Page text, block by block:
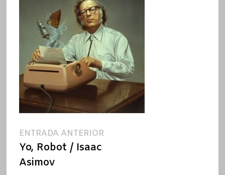
Navegación
de
ENTRADA ANTERIOREntrada
Yo, Robot / Isaac
Asimov